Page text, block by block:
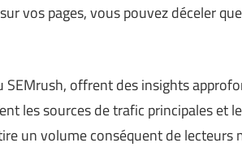
vos pages, vous pouvez déceler
SEMrush, offrent des insights
les sources de trafic principales et
un volume conséquent de lecteurs